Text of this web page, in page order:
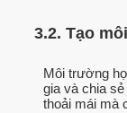
3.2. Tạo
Môi trường
gia và chia
thoải mái mà